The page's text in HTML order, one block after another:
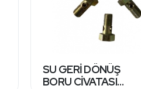
SU GERİ DÖNÜŞ
BORU CİVATASI